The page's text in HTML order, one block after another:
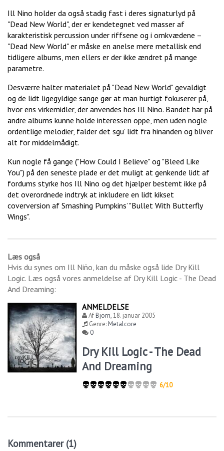
Ill Nino holder da også stadig fast i deres signaturlyd på
"Dead New World", der er kendetegnet ved masser af
karakteristisk percussion under riffsene og i omkvædene –
"Dead New World" er måske en anelse mere metallisk end
tidligere albums, men ellers er der ikke ændret på mange
parametre.
Desværre halter materialet på "Dead New World" gevaldigt
og de lidt ligegyldige sange gør at man hurtigt fokuserer på,
hvor ens virkemidler, der anvendes hos Ill Nino. Bandet har på
andre albums kunne holde interessen oppe, men uden nogle
ordentlige melodier, falder det sgu’ lidt fra hinanden og bliver
alt for middelmådigt.
Kun nogle få gange ("How Could I Believe" og "Bleed Like
You") på den seneste plade er det muligt at genkende lidt af
fordums styrke hos Ill Nino og det hjælper bestemt ikke på
det overordnede indtryk at inkludere en lidt kikset
coverversion af Smashing Pumpkins’ "Bullet With Butterfly
Wings".
Læs også
Hvis du synes om Ill Niño, kan du måske også lide Dry Kill
Logic. Læs også vores anmeldelse af Dry Kill Logic - The Dead
And Dreaming:
ANMELDELSE
AfBjorn,18. januar 2005
Genre:Metalcore
0
Dry Kill Logic - The Dead
And Dreaming
6/10
Kommentarer (1)